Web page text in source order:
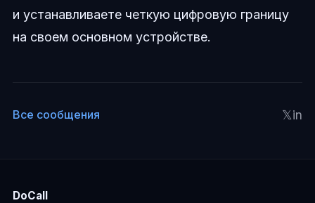
и устанавливаете четкую цифровую границу
на своем основном устройстве.
Все сообщения 𝕏in
DoCall